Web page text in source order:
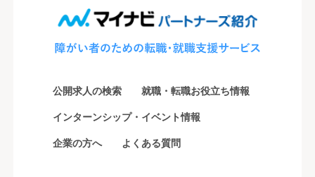
公開求人の検索 就職・転職お役立ち情報
インターンシップ・イベント情報
企業の方へ よくある質問